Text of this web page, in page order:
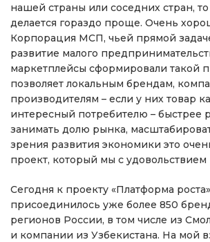
нашей страны или соседних стран, то
делается гораздо проще. Очень
Корпорация МСП, чьей прямой
развитие малого
маркетплейсы сформировали такой
позволяет локальным брендам,
производителям – если у них товар
интересный потребителю – быстрее
занимать долю рынка,
зрения развития экономики это
проект, который мы с
Сегодня к проекту «Платформа роста»
присоединилось уже более 850
регионов России, в том числе из
и компании из Узбекистана. На мой